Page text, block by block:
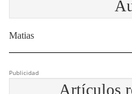
Matias
Publicidad
Artículos